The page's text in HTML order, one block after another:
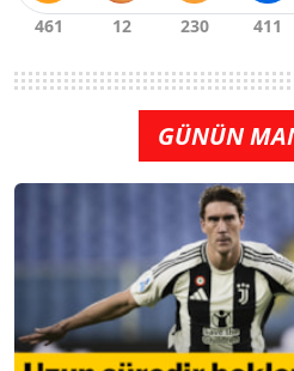
GÜNÜN